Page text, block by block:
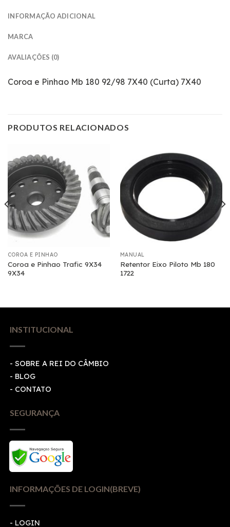
INFORMAÇÃO ADICIONAL
MARCA
AVALIAÇÕES (0)
Coroa e Pinhao Mb 180 92/98 7X40 (Curta) 7X40
PRODUTOS RELACIONADOS
COROA E PINHAO
Coroa e Pinhao Trafic 9X34
9X34
MANUAL
Retentor Eixo Piloto Mb 180
1722
INSTITUCIONAL
- SOBRE A REI DO CÂMBIO
- BLOG
- CONTATO
SEGURANÇA
INFORMAÇÕES DE LOGIN(BREVE)
- LOGIN